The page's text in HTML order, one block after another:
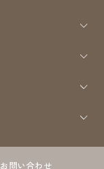
お問い合わせ